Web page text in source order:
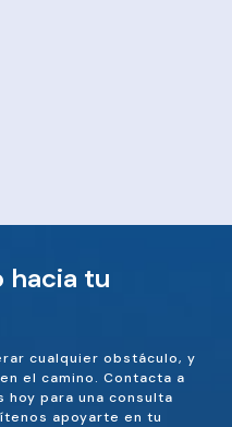
hacia tu
cualquier obstáculo, y
el camino. Contacta a
hoy para una consulta
apoyarte en tu